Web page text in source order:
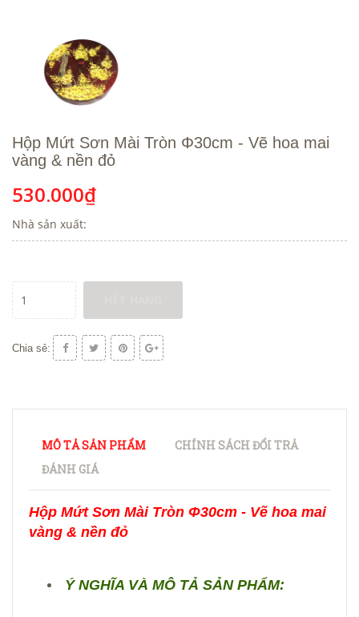
Hộp Mứt Sơn Mài Tròn Φ30cm - Vẽ hoa mai
vàng & nền đỏ
530.000₫
Nhà sản xuất:
Chia sẻ:
MÔ TẢ SẢN PHẨM
CHÍNH SÁCH ĐỔI TRẢ
ĐÁNH GIÁ
Hộp Mứt Sơn Mài Tròn Φ30cm - Vẽ hoa mai
vàng & nền đỏ
Ý NGHĨA VÀ MÔ TẢ SẢN PHẨM: